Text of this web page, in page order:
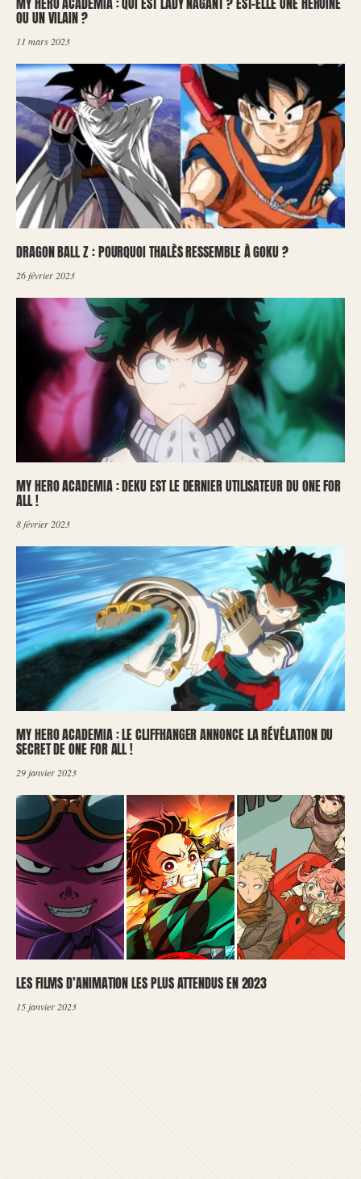
OU UN VILAIN ?
11 mars 2023
DRAGON BALL Z : POURQUOI THALÈS RESSEMBLE À GOKU ?
26 février 2023
MY HERO ACADEMIA : DEKU EST LE DERNIER UTILISATEUR DU ONE FOR
ALL !
8 février 2023
MY HERO ACADEMIA : LE CLIFFHANGER ANNONCE LA RÉVÉLATION DU
SECRET DE ONE FOR ALL !
29 janvier 2023
LES FILMS D’ANIMATION LES PLUS ATTENDUS EN 2023
15 janvier 2023